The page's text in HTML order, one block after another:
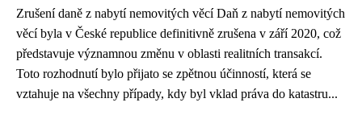
Zrušení daně z nabytí nemovitých věcí Daň z nabytí nemovitých
věcí byla v České republice definitivně zrušena v září 2020, což
představuje významnou změnu v oblasti realitních transakcí.
Toto rozhodnutí bylo přijato se zpětnou účinností, která se
vztahuje na všechny případy, kdy byl vklad práva do katastru...